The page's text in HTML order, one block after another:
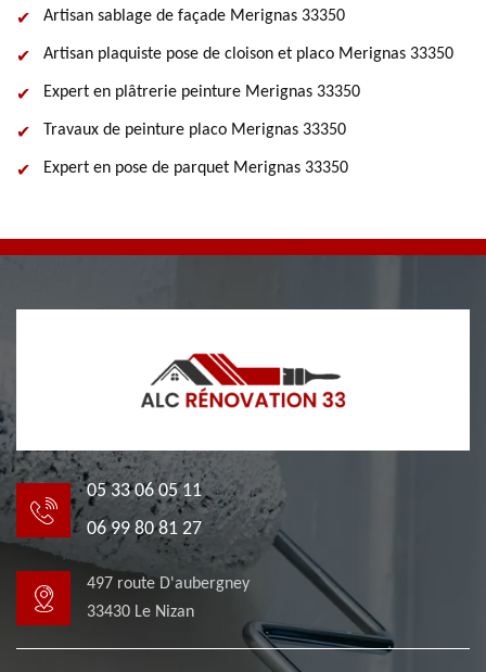
Artisan sablage de façade Merignas 33350
Artisan plaquiste pose de cloison et placo Merignas 33350
Expert en plâtrerie peinture Merignas 33350
Travaux de peinture placo Merignas 33350
Expert en pose de parquet Merignas 33350
05 33 06 05 11
06 99 80 81 27
497 route D'aubergney
33430 Le Nizan